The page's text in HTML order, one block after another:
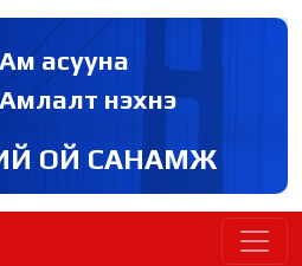
Ам асууна
Амлалт нэхнэ
ОЙ САНАМЖ